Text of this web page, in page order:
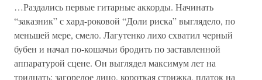
…Раздались первые гитарные аккорды. Начинать
“заказник” с хард-роковой “Доли риска” выглядело, по
меньшей мере, смело. Лагутенко лихо схватил черный
бубен и начал по-кошачьи бродить по заставленной
аппаратурой сцене. Он выглядел максимум лет на
тридцать: загорелое лицо, короткая стрижка, платок на